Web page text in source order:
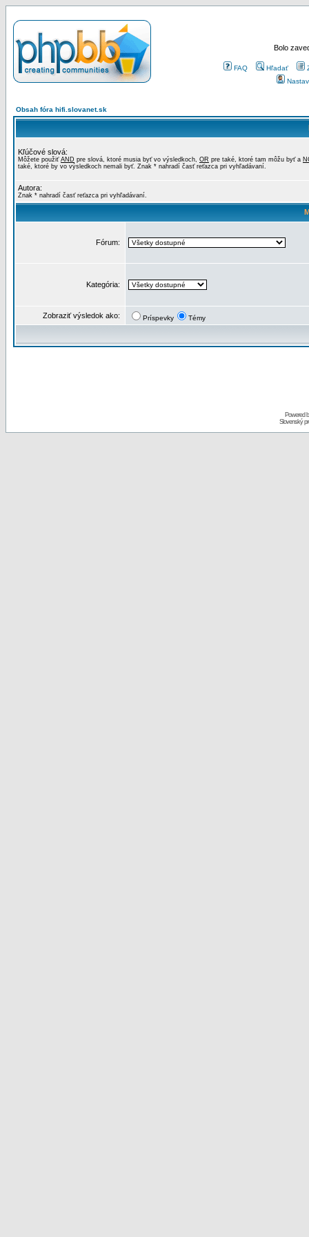
Bolo
FAQ Hľadať
Obsah fóra hifi.slovanet.sk
Kľúčové slová:
Môžete použiť AND pre slová, ktoré musia byť vo výsledkoch, OR pre také, ktoré tam môžu byť a
také, ktoré by vo výsledkoch nemali byť. Znak * nahradí časť reťazca pri vyhľadávaní.
Autora:
Znak * nahradí časť reťazca pri vyhľadávaní.
Fórum:
Kategória:
Zobraziť výsledok ako: Príspevky Témy
Powered
Slovenský